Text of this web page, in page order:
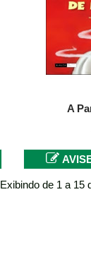
A
Exibindo de 1 a 15